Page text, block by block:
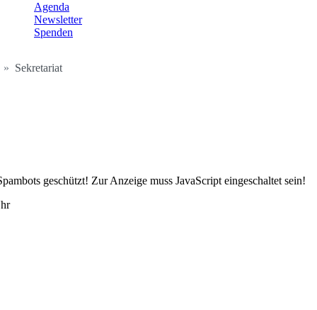
Agenda
Newsletter
Spenden
Sekretariat
geschützt! Zur Anzeige muss JavaScript eingeschaltet sein!